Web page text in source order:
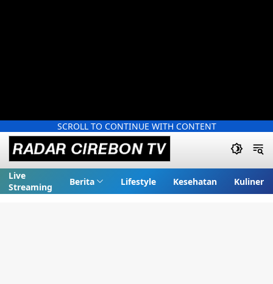
SCROLL TO CONTINUE WITH CONTENT
Live
Streaming
Berita Lifestyle Kesehatan Kuliner